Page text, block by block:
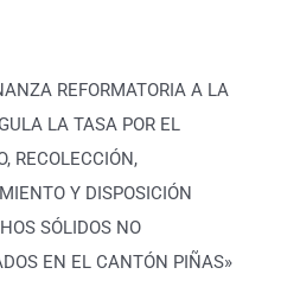
REFORMATORIA A LA
LA TASA POR EL
RECOLECCIÓN,
Y DISPOSICIÓN
SÓLIDOS NO
EN EL CANTÓN PIÑAS»